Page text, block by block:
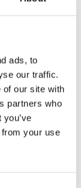
ads, to
our traffic.
of our site with
partners who
your use